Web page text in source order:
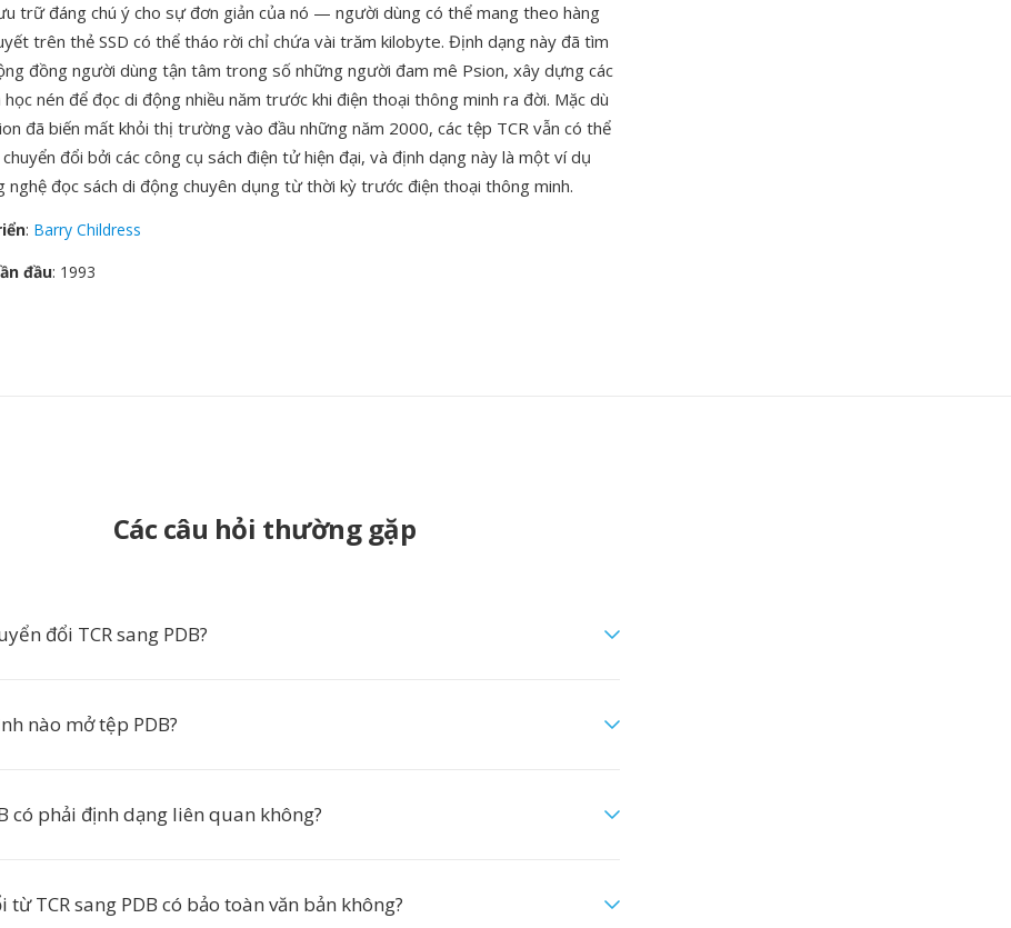
trữ đáng chú ý cho sự đơn giản của nó — người dùng có thể mang theo hàng
trên thẻ SSD có thể tháo rời chỉ chứa vài trăm kilobyte. Định dạng này đã tìm
đồng người dùng tận tâm trong số những người đam mê Psion, xây dựng các
nén để đọc di động nhiều năm trước khi điện thoại thông minh ra đời. Mặc dù
đã biến mất khỏi thị trường vào đầu những năm 2000, các tệp TCR vẫn có thể
đổi bởi các công cụ sách điện tử hiện đại, và định dạng này là một ví dụ
nghệ đọc sách di động chuyên dụng từ thời kỳ trước điện thoại thông minh.
: Barry Childress
đầu: 1993
Các câu hỏi thường gặp
đổi TCR sang PDB?
nào mở tệp PDB?
có phải định dạng liên quan không?
từ TCR sang PDB có bảo toàn văn bản không?